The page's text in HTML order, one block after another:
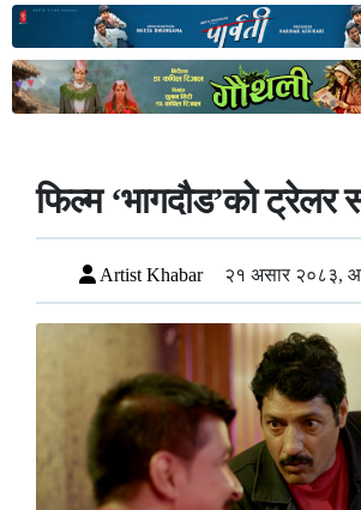
फिल्म ‘भागदौड’को ट्रेलर
Artist Khabar २१ असार २०८३,